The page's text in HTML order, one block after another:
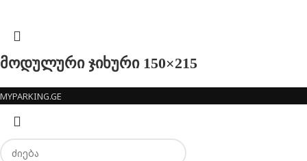
მოდულური ჯიხური 150×215
MYPARKING.GE